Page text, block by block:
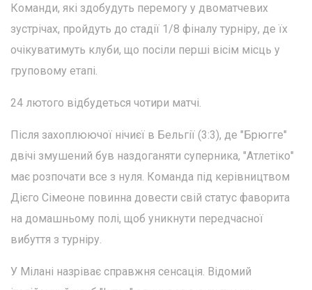
Команди, які здобудуть перемогу у двоматчевих
зустрічах, пройдуть до стадії 1/8 фіналу турніру, де їх
очікуватимуть клуби, що посіли перші вісім місць у
груповому етапі.
24 лютого відбудеться чотири матчі.
Після захоплюючої нічиєї в Бельгії (3:3), де "Брюгге"
двічі змушений був наздоганяти суперника, "Атлетіко"
має розпочати все з нуля. Команда під керівництвом
Дієго Сімеоне повинна довести свій статус фаворита
на домашньому полі, щоб уникнути передчасної
вибуття з турніру.
У Мілані назріває справжня сенсація. Відомий